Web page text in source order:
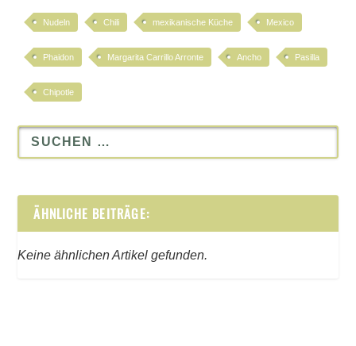
Nudeln Chili mexikanische Küche Mexico
Phaidon Margarita Carrillo Arronte Ancho Pasilla
Chipotle
ÄHNLICHE BEITRÄGE:
Keine ähnlichen Artikel gefunden.